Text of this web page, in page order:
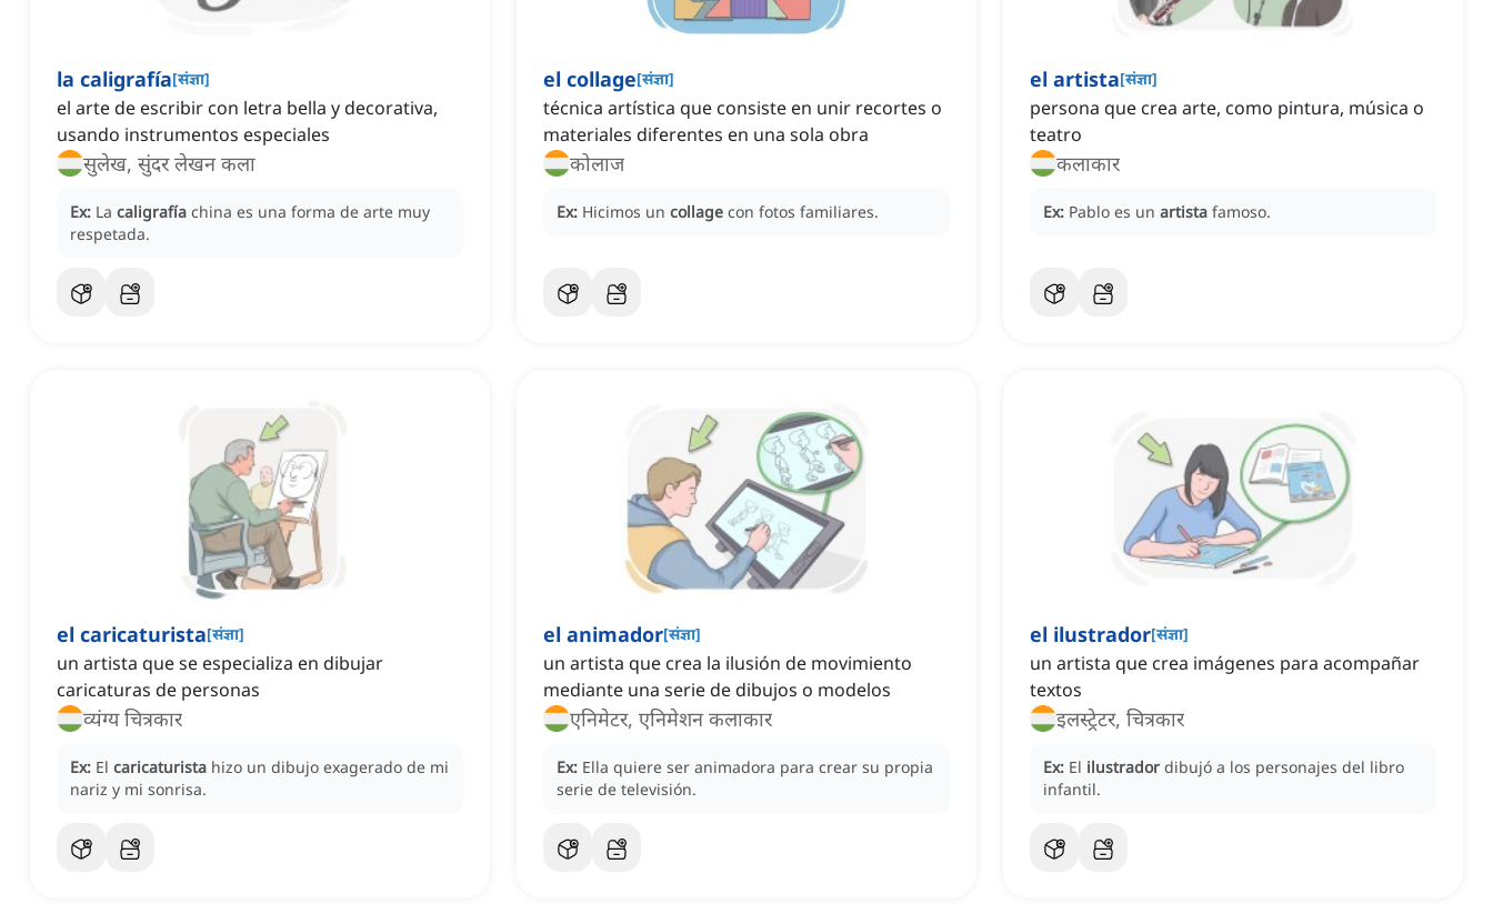
la caligrafía[संज्ञा]
el arte de escribir con letra bella y decorativa,
usando instrumentos especiales
सुलेख, सुंदर लेखन कला
Ex: La caligrafía china es una forma de arte muy
respetada.
el collage[संज्ञा]
técnica artística que consiste en unir recortes o
materiales diferentes en una sola obra
कोलाज
Ex: Hicimos un collage con fotos familiares.
el artista[संज्ञा]
persona que crea arte, como pintura, música o
teatro
कलाकार
Ex: Pablo es un artista famoso.
el caricaturista[संज्ञा]
un artista que se especializa en dibujar
caricaturas de personas
व्यंग्य चित्रकार
Ex: El caricaturista hizo un dibujo exagerado de mi
nariz y mi sonrisa.
el animador[संज्ञा]
un artista que crea la ilusión de movimiento
mediante una serie de dibujos o modelos
एनिमेटर, एनिमेशन कलाकार
Ex: Ella quiere ser animadora para crear su propia
serie de televisión.
el ilustrador[संज्ञा]
un artista que crea imágenes para acompañar
textos
इलस्ट्रेटर, चित्रकार
Ex: El ilustrador dibujó a los personajes del libro
infantil.